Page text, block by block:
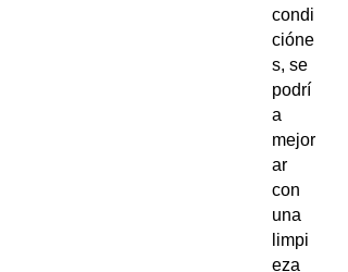
condi
cióne
s, se
podrí
a
mejor
ar
con
una
limpi
eza